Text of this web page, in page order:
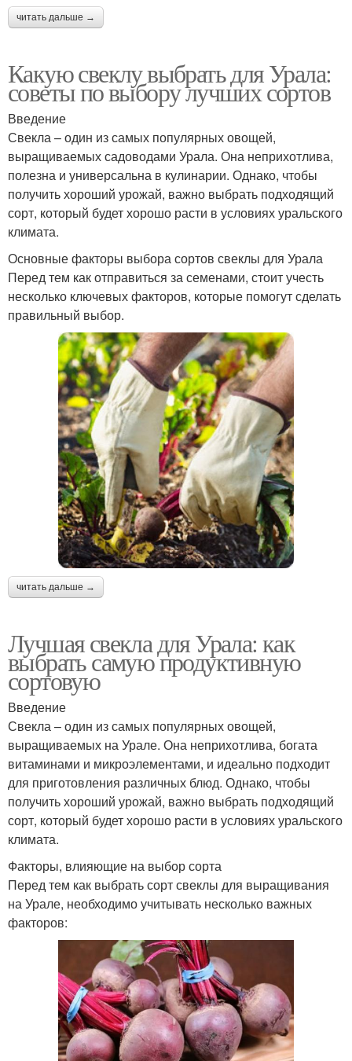
читать дальше →
Какую свеклу выбрать для Урала:
советы по выбору лучших сортов
Введение
Свекла – один из самых популярных овощей,
выращиваемых садоводами Урала. Она неприхотлива,
полезна и универсальна в кулинарии. Однако, чтобы
получить хороший урожай, важно выбрать подходящий
сорт, который будет хорошо расти в условиях уральского
климата.
Основные факторы выбора сортов свеклы для Урала
Перед тем как отправиться за семенами, стоит учесть
несколько ключевых факторов, которые помогут сделать
правильный выбор.
читать дальше →
Лучшая свекла для Урала: как
выбрать самую продуктивную
сортовую
Введение
Свекла – один из самых популярных овощей,
выращиваемых на Урале. Она неприхотлива, богата
витаминами и микроэлементами, и идеально подходит
для приготовления различных блюд. Однако, чтобы
получить хороший урожай, важно выбрать подходящий
сорт, который будет хорошо расти в условиях уральского
климата.
Факторы, влияющие на выбор сорта
Перед тем как выбрать сорт свеклы для выращивания
на Урале, необходимо учитывать несколько важных
факторов: